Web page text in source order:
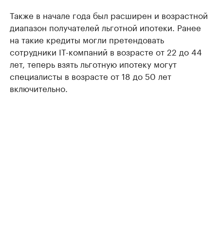
Также в начале года был расширен и возрастной
диапазон получателей льготной ипотеки. Ранее
на такие кредиты могли претендовать
сотрудники IT-компаний в возрасте от 22 до 44
лет, теперь взять льготную ипотеку могут
специалисты в возрасте от 18 до 50 лет
включительно.